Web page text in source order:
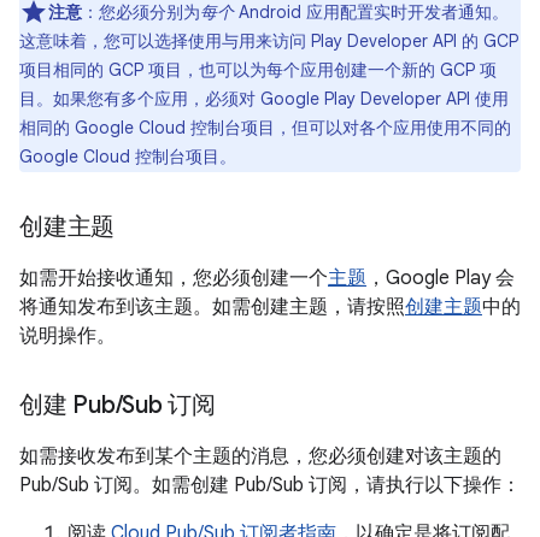
注意 ：您必须分别为每个Android 应用配置实时开发者通知。
这意味着，您可以选择使用与用来访问 Play Developer API 的 GCP
项目相同的 GCP 项目，也可以为每个应用创建一个新的 GCP 项
目。如果您有多个应用，必须对 Google Play Developer API 使用
相同的 Google Cloud 控制台项目，但可以对各个应用使用不同的
Google Cloud 控制台项目。
创建主题
如需开始接收通知，您必须创建一个主题 ，Google Play 会
将通知发布到该主题。如需创建主题，请按照创建主题中的
说明操作。
创建 Pub/Sub 订阅
如需接收发布到某个主题的消息，您必须创建对该主题的
Pub/Sub 订阅。如需创建 Pub/Sub 订阅，请执行以下操作：